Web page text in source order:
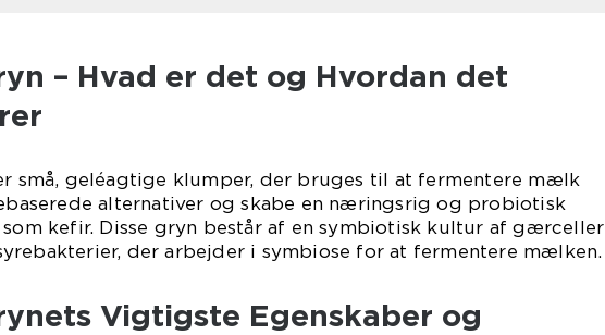
– Hvad er det og Hvordan det
små, geléagtige klumper, der bruges til at fermentere mælk
alternativer og skabe en næringsrig og probiotisk
kefir. Disse gryn består af en symbiotisk kultur af gærceller
der arbejder i symbiose for at fermentere mælken.
Vigtigste Egenskaber og